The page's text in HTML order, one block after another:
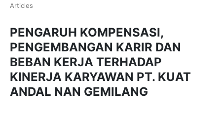
Articles
PENGARUH KOMPENSASI,
PENGEMBANGAN KARIR DAN
BEBAN KERJA TERHADAP
KINERJA KARYAWAN PT. KUAT
ANDAL NAN GEMILANG